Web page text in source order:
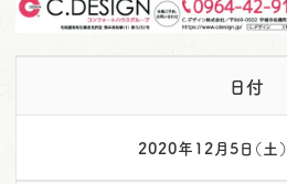
日付
2020年12月5日（土）